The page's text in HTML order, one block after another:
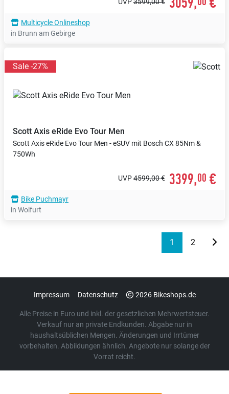
UVP3599,00 €
Multicycle Onlineshop
in Brunn am Gebirge
Sale -27%
Scott Axis eRide Evo Tour Men
Scott Axis eRide Evo Tour Men - eSUV mit Bosch CX 85Nm &
750Wh
UVP4599,00 € 3399,00 €
Bike Puchmayr
in Wolfurt
1 2
Impressum Datenschutz 2026 Bikeshops.de
Alle Preise in Euro und inkl. der gesetzlichen Mehrwertsteuer.
Verkauf nur an private Endkunden. Abgabe nur in
haushaltsüblichen Mengen. Änderungen und Irrtümer
vorbehalten. Abbildungen ähnlich. Angebote nur solange der
Vorrat reicht.